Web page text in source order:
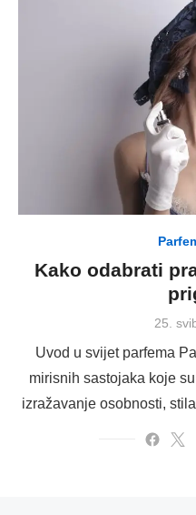
Kako odabrati
Posted
25.
Uvod u svijet parfema
mirisnih sastojaka koje
izražavanje osobnosti,